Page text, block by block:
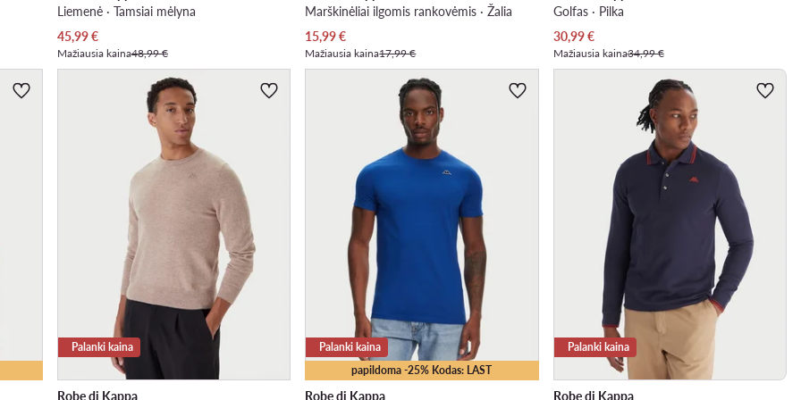
Liemenė · Tamsiai mėlyna
Dabartinė kaina
45,99€
Mažiausia kaina48,99 €
Marškinėliai ilgomis rankovėmis · Žalia
Dabartinė kaina
15,99€
Mažiausia kaina17,99 €
Golfas · Pilka
Dabartinė kaina
30,99€
Mažiausia kaina34,99 €
Palanki kaina
Robe di Kappa
papildoma -25% Kodas: LAST
Palanki kaina
Robe di Kappa
Palanki kaina
Robe di Kappa